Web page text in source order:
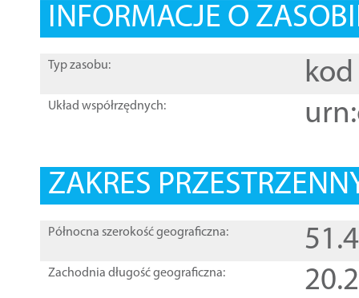
INFORMACJE O
Typ zasobu: kod
Układ współrzędnych:
ZAKRES
Północna szerokość geograficzna:
Zachodnia długość geograficzna: